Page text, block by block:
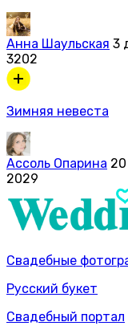
Анна Шаульская 3
3202
Зимняя невеста
Ассоль Опарина
2029
Свадебные
Русский букет
Свадебный портал